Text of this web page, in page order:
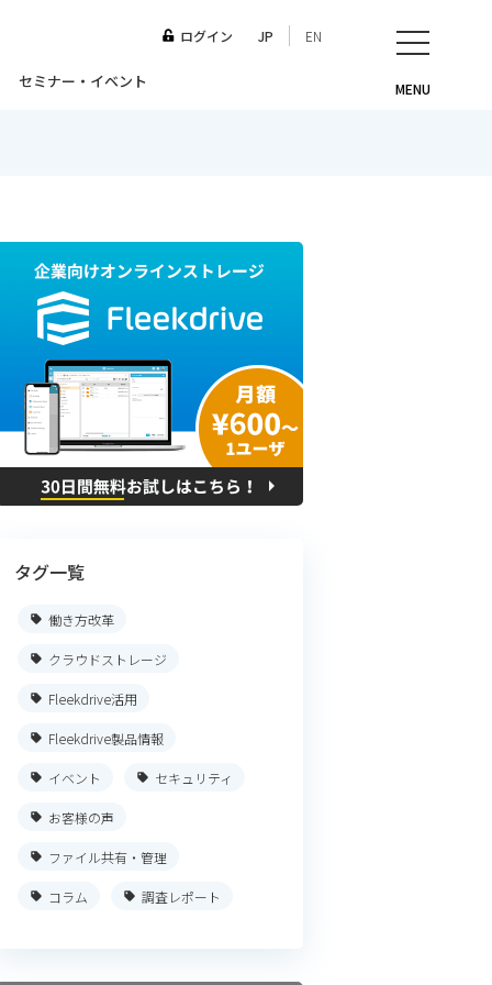
MENU
ログイン JP EN
セミナー・イベント
タグ一覧
働き方改革
クラウドストレージ
Fleekdrive活用
Fleekdrive製品情報
イベント セキュリティ
お客様の声
ファイル共有・管理
コラム 調査レポート